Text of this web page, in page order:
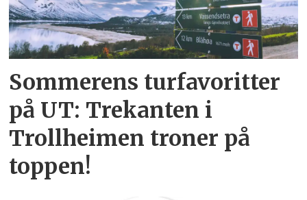
Sommerens turfavoritter
på UT: Trekanten i
Trollheimen troner på
toppen!